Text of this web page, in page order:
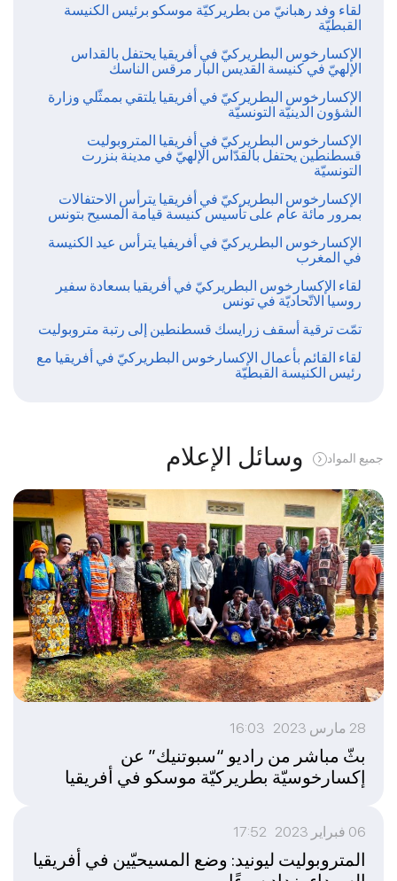
لقاء وفد رهبانيّ من بطريركيّة موسكو برئيس الكنيسة
القبطيّة
الإكسارخوس البطريركيّ في أفريقيا يحتفل بالقداس
الإلهيّ في كنيسة القديس البار مرقس الناسك
الإكسارخوس البطريركيّ في أفريقيا يلتقي بممثّلي وزارة
الشؤون الدينيّة التونسيّة
الإكسارخوس البطريركيّ في أفريقيا المتروبوليت
قسطنطين يحتفل بالقدّاس الإلهيّ في مدينة بنزرت
التونسيّة
الإكسارخوس البطريركيّ في أفريقيا يترأس الاحتفالات
بمرور مائة عام على تأسيس كنيسة قيامة المسيح بتونس
الإكسارخوس البطريركيّ في أفريفيا يترأس عيد الكنيسة
في المغرب
لقاء الإكسارخوس البطريركيّ في أفريقيا بسعادة سفير
روسيا الاتّحاديّة في تونس
تمّت ترقية أسقف زرايسك قسطنطين إلى رتبة متروبوليت
لقاء القائم بأعمال الإكسارخوس البطريركيّ في أفريقيا مع
رئيس الكنيسة القبطيّة
وسائل الإعلام جميع المواد
28 مارس 2023 16:03
بثّ مباشر من راديو “سبوتنيك” عن
إكسارخوسيّة بطريركيّة موسكو في أفريقيا
06 فبراير 2023 17:52
المتروبوليت ليونيد: وضع المسيحيّين في أفريقيا